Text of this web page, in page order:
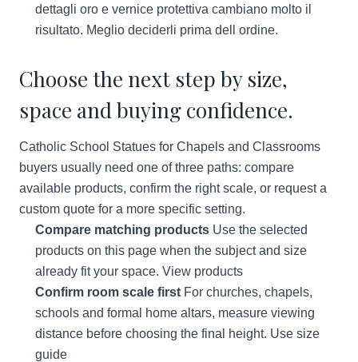
dettagli oro e vernice protettiva cambiano molto il
risultato. Meglio deciderli prima dell ordine.
Choose the next step by size,
space and buying confidence.
Catholic School Statues for Chapels and Classrooms
buyers usually need one of three paths: compare
available products, confirm the right scale, or request a
custom quote for a more specific setting.
Compare matching products Use the selected
products on this page when the subject and size
already fit your space. View products
Confirm room scale first For churches, chapels,
schools and formal home altars, measure viewing
distance before choosing the final height. Use size
guide